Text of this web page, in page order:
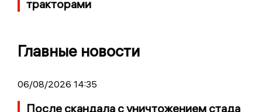
тракторами
Главные новости
06/08/2026 14:35
После скандала с уничтожением стада